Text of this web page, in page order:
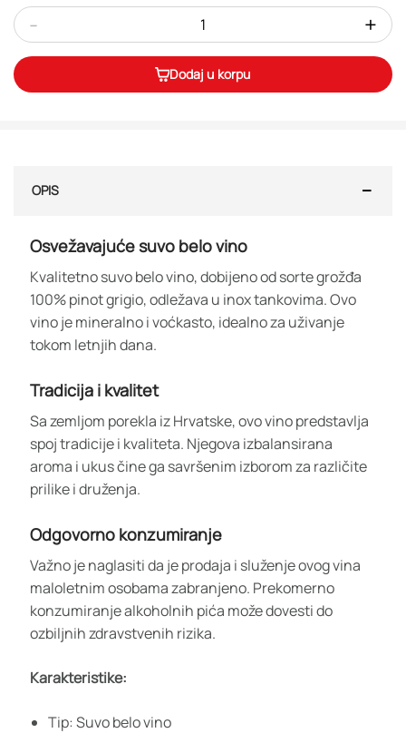
- +
Dodaj u korpu
OPIS
Osvežavajuće suvo belo vino
Kvalitetno suvo belo vino, dobijeno od sorte grožđa
100% pinot grigio, odležava u inox tankovima. Ovo
vino je mineralno i voćkasto, idealno za uživanje
tokom letnjih dana.
Tradicija i kvalitet
Sa zemljom porekla iz Hrvatske, ovo vino predstavlja
spoj tradicije i kvaliteta. Njegova izbalansirana
aroma i ukus čine ga savršenim izborom za različite
prilike i druženja.
Odgovorno konzumiranje
Važno je naglasiti da je prodaja i služenje ovog vina
maloletnim osobama zabranjeno. Prekomerno
konzumiranje alkoholnih pića može dovesti do
ozbiljnih zdravstvenih rizika.
Karakteristike:
Tip: Suvo belo vino